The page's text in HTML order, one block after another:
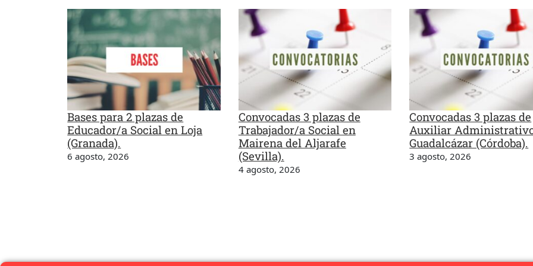
Bases para 2 plazas de
Educador/a Social en Loja
(Granada).
6 agosto, 2026
Convocadas 3 plazas de
Trabajador/a Social en
Mairena del Aljarafe
(Sevilla).
4 agosto, 2026
Convocadas 3 plazas de
Auxiliar
Guadalcázar (Córdoba).
3 agosto, 2026